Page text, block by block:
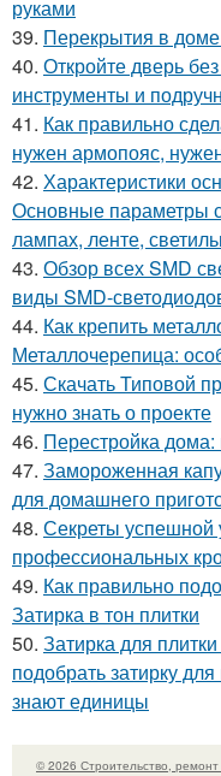
руками
39. Перекрытия в доме
40. Откройте дверь
инструменты и
41. Как правильно
нужен армопояс,
42. Характеристики
Основные параметры
лампах, ленте,
43. Обзор всех SMD
виды SMD-
44. Как крепить
Металлочерепица:
45. Скачать Типовой
нужно знать о проекте
46. Перестройка дома:
47. Замороженная
для домашнего
48. Секреты успешной
профессиональных
49. Как правильно
Затирка в тон плитки
50. Затирка для
подобрать затирку
знают единицы
© 2026 Строительство,